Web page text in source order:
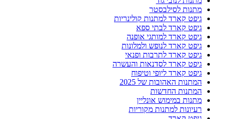
מתנות לסילבסטר
גיפט קארד למתנות קולינריות
גיפט קארד לבתי ספא
גיפט קארד למותגי אופנה
גיפט קארד לנופש ולמלונות
גיפט קארד לתרבות ופנאי
גיפט קארד לסדנאות והעשרה
גיפט קארד ליופי וטיפוח
המתנות האהובות של 2025
המתנות החדשות
מתנות במימוש אונליין
רעיונות למתנות מקוריות